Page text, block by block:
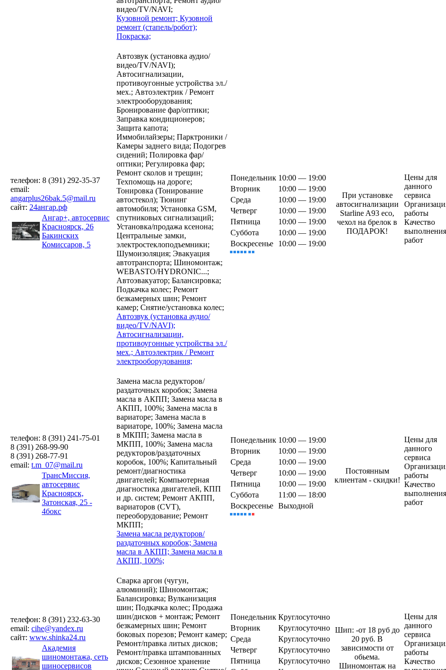
видео/TV/NAVI;
Кузовной ремонт; Кузовной
ремонт (стапель/робот);
Покраска;
телефон: 8 (391) 292-35-37
email:
angarplus26bak.5@mail.ru
сайт: 24ангар.рф
Ангар+, автосервис
Красноярск, 26
Бакинских
Комиссаров, 5
Автозвук (установка аудио/
видео/TV/NAVI);
Автосигнализации,
противоугонные устройства эл./
мех.; Автоэлектрик / Ремонт
электрооборудования;
Бронирование фар/оптики;
Заправка кондиционеров;
Защита капота;
Иммобилайзеры; Парктроники /
Камеры заднего вида; Подогрев
сидений; Полировка фар/
оптики; Регулировка фар;
Ремонт сколов и трещин;
Техпомощь на дороге;
Тонировка (Тонирование
автостекол); Тюнинг
автомобиля; Установка GSM,
спутниковых сигнализаций;
Установка/продажа ксенона;
Центральные замки,
электростеклоподъемники;
Шумоизоляция; Эвакуация
автотранспорта; Шиномонтаж;
WEBASTO/HYDRONIC...;
Автоэвакуатор; Балансировка;
Подкачка колес; Ремонт
безкамерных шин; Ремонт
камер; Снятие/установка колес;
Автозвук (установка аудио/
видео/TV/NAVI);
Автосигнализации,
противоугонные устройства эл./
мех.; Автоэлектрик / Ремонт
электрооборудования;
Понедельник 10:00 — 19:00
Вторник
10:00 — 19:00
Среда
10:00 — 19:00
Четверг
10:00 — 19:00
Пятница
10:00 — 19:00
Суббота
10:00 — 19:00
Воскресенье
10:00 — 19:00
При установке
автосигнализации
Starline A93 eco,
чехол на брелок в
ПОДАРОК!
Цены для
данного
сервиса
работы
Качество
выполнения
работ
телефон: 8 (391) 241-75-01
8 (391) 268-99-90
8 (391) 268-77-91
email: t.m_07@mail.ru
ТрансМиссия,
автосервис
Красноярск,
Затонская, 25 -
4бокс
Замена масла редукторов/
раздаточных коробок; Замена
масла в АКПП; Замена масла в
АКПП, 100%; Замена масла в
вариаторе; Замена масла в
вариаторе, 100%; Замена масла
в МКПП; Замена масла в
МКПП, 100%; Замена масла
редукторов/раздаточных
коробок, 100%; Капитальный
ремонт/диагностика
двигателей; Компьютерная
диагностика двигателей, КПП
и др. систем; Ремонт АКПП,
вариаторов (CVT),
переоборудование; Ремонт
МКПП;
Замена масла редукторов/
раздаточных коробок; Замена
масла в АКПП; Замена масла в
АКПП, 100%;
Понедельник 10:00 — 19:00
Вторник
10:00 — 19:00
Среда
10:00 — 19:00
Четверг
10:00 — 19:00
Пятница
10:00 — 19:00
Суббота
11:00 — 18:00
Воскресенье Выходной
Постоянным
клиентам - скидки!
Цены для
данного
сервиса
работы
Качество
выполнения
работ
телефон: 8 (391) 232-63-30
email: cihe@yandex.ru
сайт: www.shinka24.ru
Академия
шиномонтажа, сеть
шиносервисов
Cварка аргон (чугун,
алюминий); Шиномонтаж;
Балансировка; Вулканизация
шин; Подкачка колес; Продажа
шин/дисков + монтаж; Ремонт
безкамерных шин; Ремонт
боковых порезов; Ремонт камер;
Ремонт/правка литых дисков;
Ремонт/правка штампованных
дисков; Сезонное хранение
Понедельник Круглосуточно
Вторник
Круглосуточно
Среда
Круглосуточно
Четверг
Круглосуточно
Пятница
Круглосуточно
Шип: -от 18 руб до
20 руб. В
зависимости от
обьема.
Шиномонтаж на
Цены для
данного
сервиса
работы
Качество